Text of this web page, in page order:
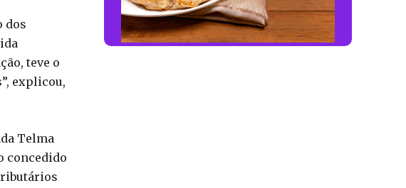
dos
teve o
explicou,
Telma
concedido